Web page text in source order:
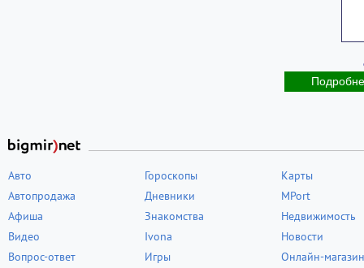
Авто
Автопродажа
Афиша
Видео
Вопрос-ответ
Гороскопы
Дневники
Знакомства
Ivona
Игры
Карты
MPort
Недвижимость
Новости
Онлайн-магазин